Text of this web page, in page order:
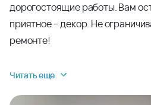
дорогостоящие работы. Вам
приятное – декор. Не
ремонте!
Читать еще